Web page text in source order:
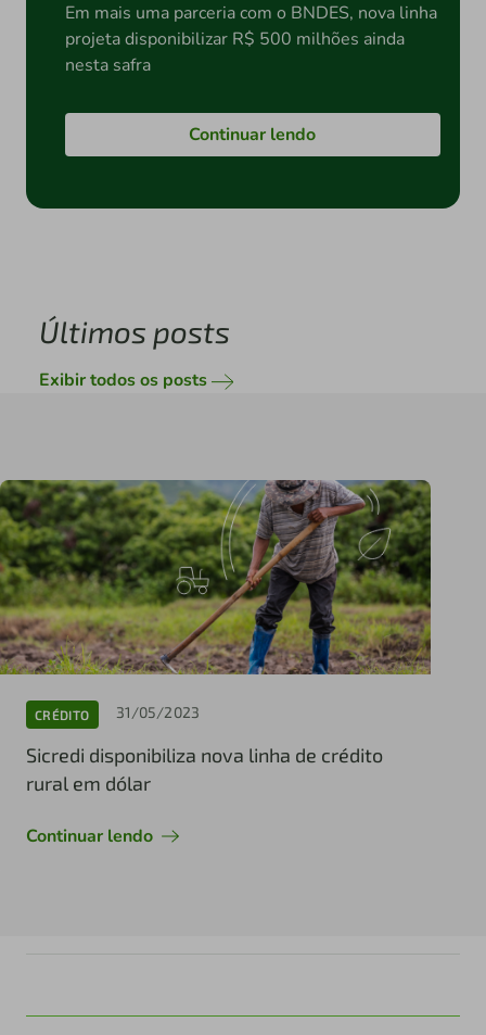
Em mais uma parceria com o BNDES, nova linha
projeta disponibilizar R$ 500 milhões ainda
nesta safra
Continuar lendo
Últimos posts
Exibir todos os posts
CRÉDITO 31/05/2023
Sicredi disponibiliza nova linha de crédito
rural em dólar
Continuar lendo